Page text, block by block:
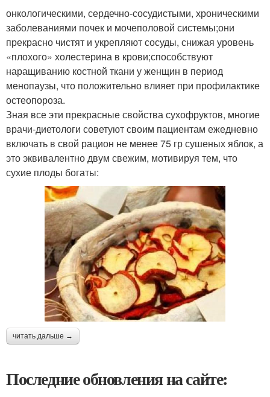
онкологическими, сердечно-сосудистыми, хроническими
заболеваниями почек и мочеполовой системы;они
прекрасно чистят и укрепляют сосуды, снижая уровень
«плохого» холестерина в крови;способствуют
наращиванию костной ткани у женщин в период
менопаузы, что положительно влияет при профилактике
остеопороза.
Зная все эти прекрасные свойства сухофруктов, многие
врачи‑диетологи советуют своим пациентам ежедневно
включать в свой рацион не менее 75 гр сушеных яблок, а
это эквивалентно двум свежим, мотивируя тем, что
сухие плоды богаты:
читать дальше →
Последние обновления на сайте: